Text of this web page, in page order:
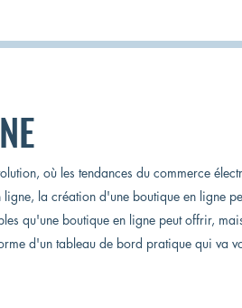
où les tendances du commerce
la création d'une boutique en ligne
qu'une boutique en ligne peut offrir,
d'un tableau de bord pratique qui va